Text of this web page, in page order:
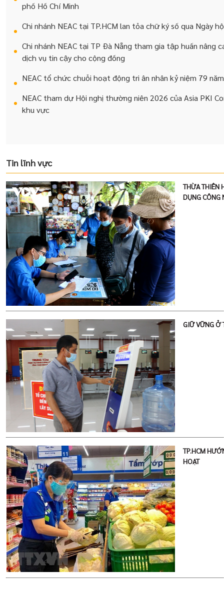
phố Hồ Chí Minh
Chi nhánh NEAC tại TP.HCM lan tỏa chữ ký số qua Ngày
Chi nhánh NEAC tại TP Đà Nẵng tham gia tập huấn nâng
dịch vụ tin cậy cho cộng đồng
NEAC tổ chức chuỗi hoạt động tri ân nhân kỷ niệm 79
NEAC tham dự Hội nghị thường niên 2026 của Asia PKI
khu vực
Tin lĩnh vực
THỪA THIÊN
DỤNG CÔNG
GIỮ VỮNG Ở
TP.HCM
HOẠT